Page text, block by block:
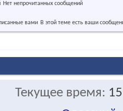
Нет непрочитанных сообщений
В этой теме есть ваши
Текущее время: